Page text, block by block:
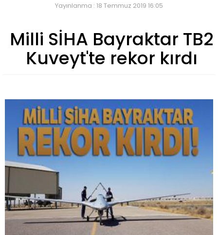
Yayınlanma : 18 Temmuz 2019 16:05
Milli SİHA Bayraktar TB2
Kuveyt'te rekor kırdı